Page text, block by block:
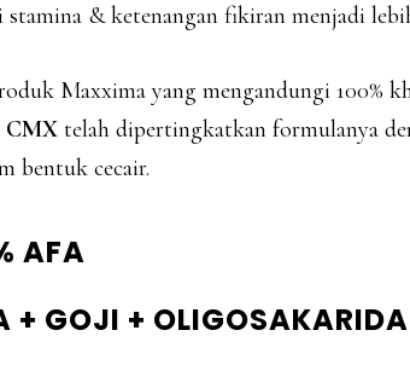
& ketenangan fikiran menjadi
Maxxima yang mengandungi 100%
CMX telah dipertingkatkan formulanya
bentuk cecair.
AFA
+ GOJI +